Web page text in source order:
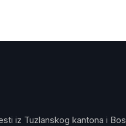
iz Tuzlanskog kantona i